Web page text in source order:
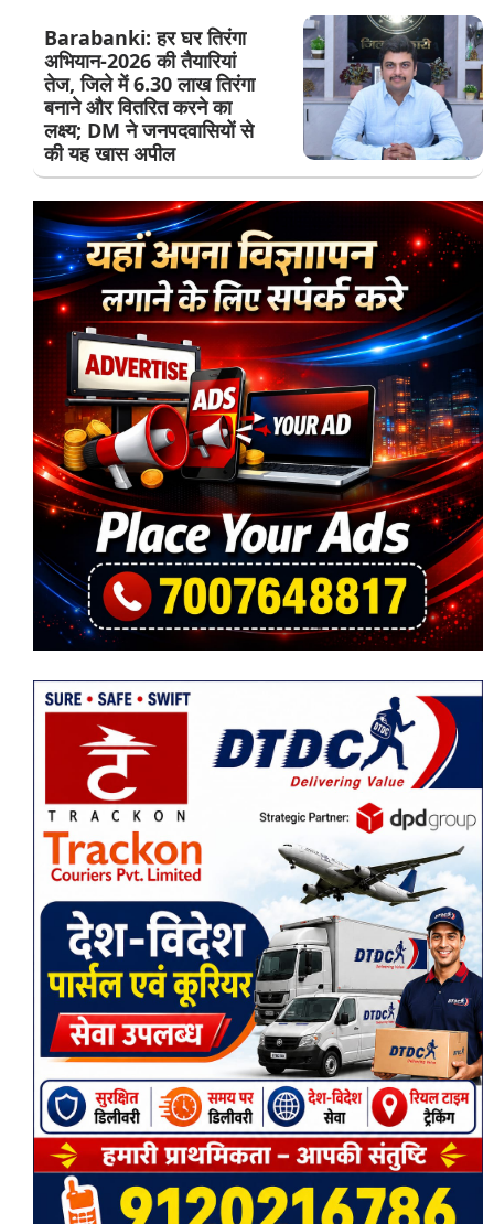
Barabanki: हर घर तिरंगा
अभियान-2026 की तैयारियां
तेज, जिले में 6.30 लाख तिरंगा
बनाने और वितरित करने का
लक्ष्य; DM ने जनपदवासियों से
की यह खास अपील